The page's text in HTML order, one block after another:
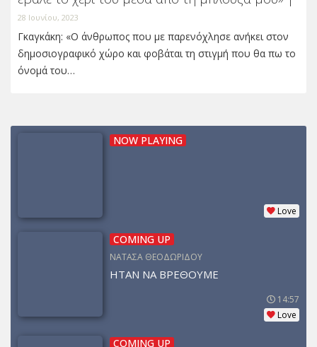
28 Ιουνίου, 2023
Γκαγκάκη: «Ο άνθρωπος που με παρενόχλησε ανήκει στον
δημοσιογραφικό χώρο και φοβάται τη στιγμή που θα πω το
όνομά του…
NOW PLAYING
Love
COMING UP
ΝΑΤΑΣΑ ΘΕΟΔΩΡΙΔΟΥ
ΗΤΑΝ ΝΑ ΒΡΕΘΟΥΜΕ
14:57
Love
COMING UP